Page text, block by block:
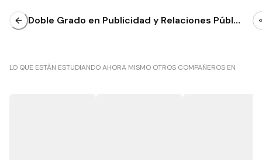
Doble Grado en Publicidad y Relaciones Públi
LO QUE ESTÁN ESTUDIANDO AHORA MISMO OTROS COMPAÑEROS EN